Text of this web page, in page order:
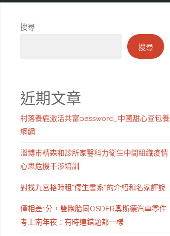
搜尋
搜尋
近期文章
村落養鹿激活共富password_中國甜心查包養
網網
淄博市精森和診所家醫科力衛生中間組織疫情
心思危機干涉培訓
對找九宮格時租“儒生書系”的介紹和名家評說
僅相差1分，雙胞胎同OSDER奧斯德汽車零件
考上南年夜：有時連錯題都一樣